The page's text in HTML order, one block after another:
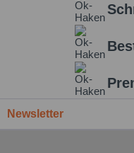
Newsletter